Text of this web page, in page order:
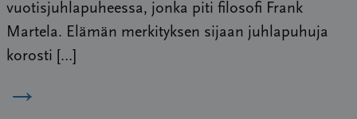
vuotisjuhlapuheessa, jonka piti filosofi Frank
Martela. Elämän merkityksen sijaan juhlapuhuja
korosti […]
→